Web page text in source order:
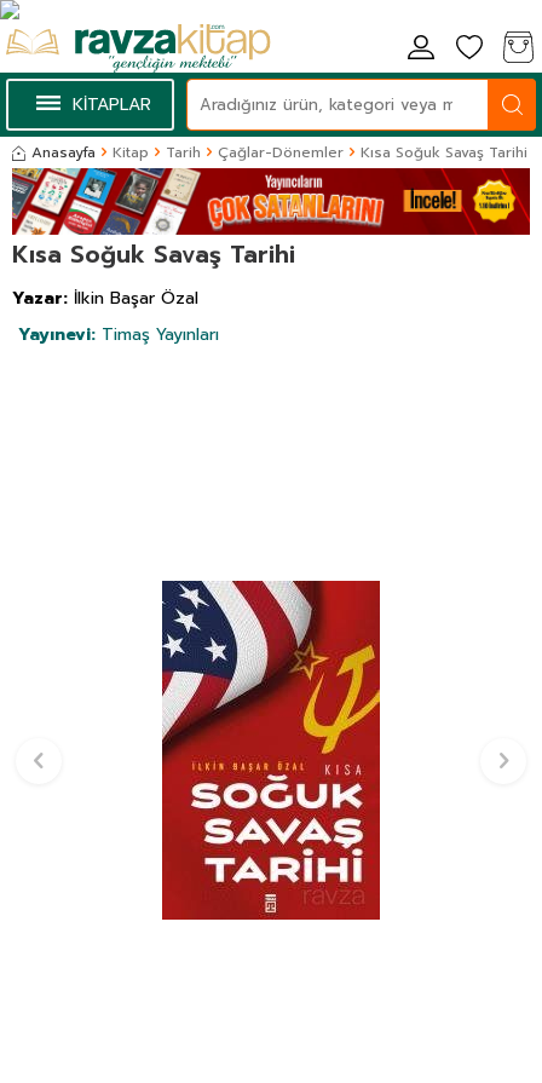
KİTAPLAR
Anasayfa Kitap Tarih Çağlar-Dönemler Kısa Soğuk Savaş Tarihi
Kısa Soğuk Savaş Tarihi
Yazar: İlkin Başar Özal
Yayınevi: Timaş Yayınları